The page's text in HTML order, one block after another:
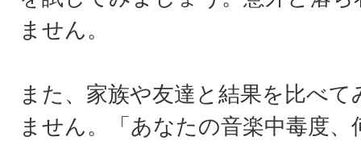
ません。
また、家族や友達と結果を比べ
ません。「あなたの音楽中毒度